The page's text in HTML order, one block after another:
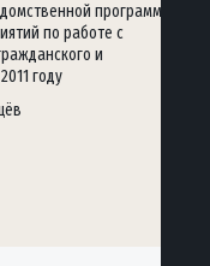
программы
по работе с
и
году